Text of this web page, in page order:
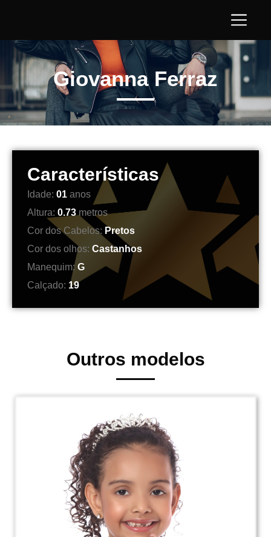
Giovanna Ferraz
Características
Idade: 01 anos
Altura: 0.73metros
Cor dos Cabelos: Pretos
Cor dos olhos: Castanhos
Manequim: G
Calçado: 19
Outros modelos